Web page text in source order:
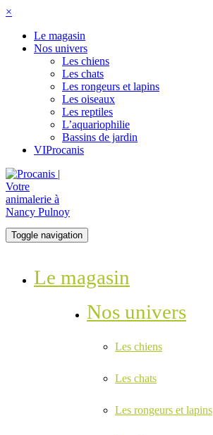
×
Le magasin
Nos univers
Les chiens
Les chats
Les rongeurs et lapins
Les oiseaux
Les reptiles
L’aquariophilie
Bassins de jardin
VIProcanis
Toggle navigation
Le magasin
Nos univers
Les chiens
Les chats
Les rongeurs et lapins